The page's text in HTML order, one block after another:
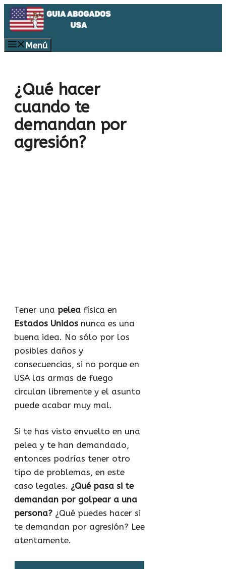
Saltar
al
contenido
Menú
¿Qué hacer
cuando te
demandan por
agresión?
Tener una pelea física en
Estados Unidos nunca es una
buena idea. No sólo por los
posibles daños y
consecuencias, si no porque en
USA las armas de fuego
circulan libremente y el asunto
puede acabar muy mal.
Si te has visto envuelto en una
pelea y te han demandado,
entonces podrías tener otro
tipo de problemas, en este
caso legales. ¿Qué pasa si te
demandan por golpear a una
persona? ¿Qué puedes hacer si
te demandan por agresión? Lee
atentamente.